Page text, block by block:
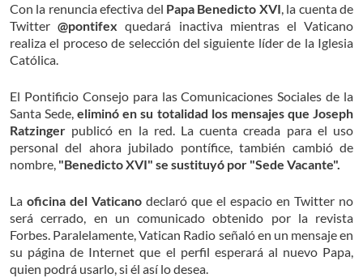
Con la renuncia efectiva del Papa Benedicto XVI, la cuenta de
Twitter@pontifex quedará inactiva mientras el Vaticano
realiza el proceso de selección del siguiente líder de la Iglesia
Católica.
El Pontificio Consejo para las Comunicaciones Sociales de la
Santa Sede,eliminó en su totalidad los mensajes que Joseph
Ratzinger publicó en la red. La cuenta creada para el uso
personal del ahora jubilado pontífice, también cambió de
nombre, "Benedicto XVI" se sustituyó por "Sede Vacante".
La oficina del Vaticano declaró que el espacio en Twitter no
será cerrado, en un comunicado obtenido por la revista
Forbes. Paralelamente, Vatican Radio señaló en un mensaje en
su página de Internet que el perfil esperará al nuevo Papa,
quien podrá usarlo, si él así lo desea.